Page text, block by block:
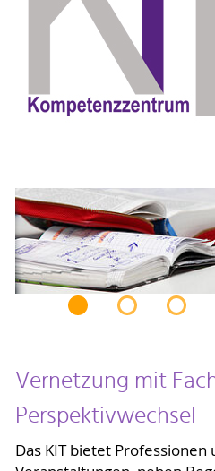
Vernetzung mit
Perspektivwechsel
Das KIT bietet